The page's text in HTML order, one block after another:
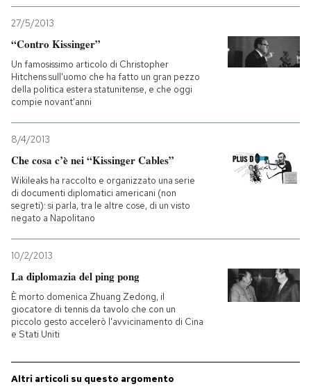
27/5/2013
“Contro Kissinger”
Un famosissimo articolo di Christopher
Hitchens sull'uomo che ha fatto un gran pezzo
della politica estera statunitense, e che oggi
compie novant'anni
8/4/2013
Che cosa c’è nei “Kissinger Cables”
Wikileaks ha raccolto e organizzato una serie
di documenti diplomatici americani (non
segreti): si parla, tra le altre cose, di un visto
negato a Napolitano
10/2/2013
La diplomazia del ping pong
È morto domenica Zhuang Zedong, il
giocatore di tennis da tavolo che con un
piccolo gesto accelerò l'avvicinamento di Cina
e Stati Uniti
Altri articoli su questo argomento